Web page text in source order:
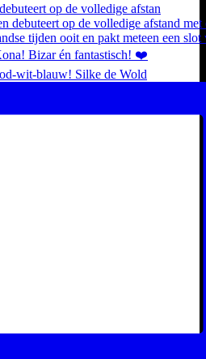
op de volledige afstan
wit-blauw! Silke de Wold